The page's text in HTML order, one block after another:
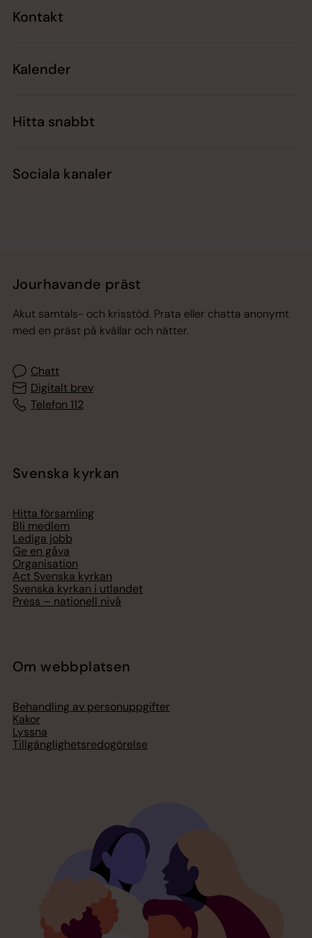
Kontakt
Kalender
Hitta snabbt
Sociala kanaler
Jourhavande präst
Akut samtals- och krisstöd. Prata eller chatta anonymt
med en präst på kvällar och nätter.
Chatt
Digitalt brev
Telefon 112
Svenska kyrkan
Hitta församling
Bli medlem
Lediga jobb
Ge en gåva
Organisation
Act Svenska kyrkan
Svenska kyrkan i utlandet
Press – nationell nivå
Om webbplatsen
Behandling av personuppgifter
Kakor
Lyssna
Tillgänglighetsredogörelse